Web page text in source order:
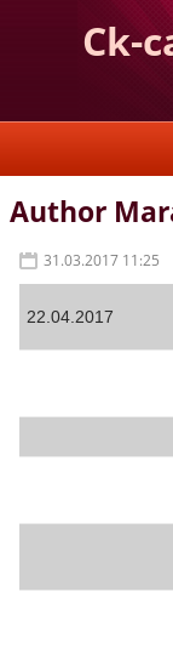
Ck-
Author
31.03.2017 11:25
22.04.2017